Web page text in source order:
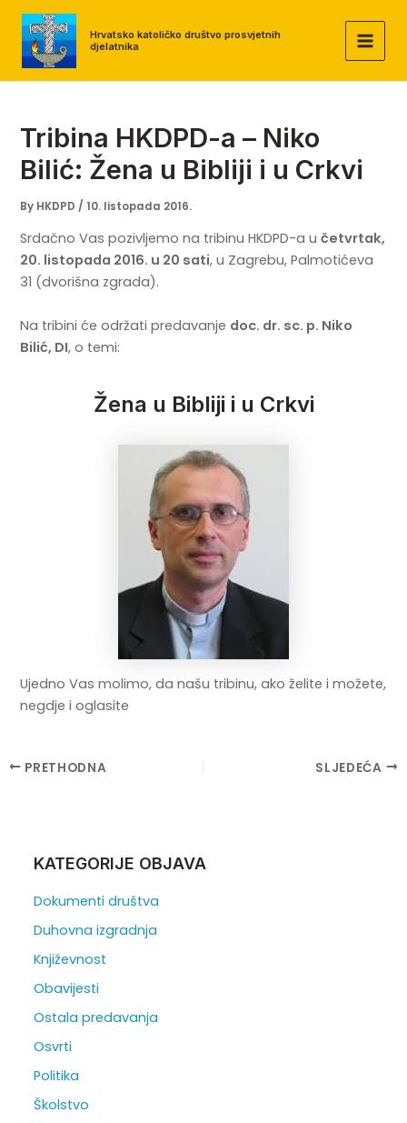
Skip
content
Hrvatsko katoličko društvo prosvjetnih
djelatnika
MAIN
Tribina HKDPD-a – Niko
Bilić: Žena u Bibliji i u Crkvi
By HKDPD /10. listopada 2016.
Srdačno Vas pozivljemo na tribinu HKDPD-a učetvrtak,
20. listopada 2016. u 20 sati, u Zagrebu, Palmotićeva
31 (dvorišna zgrada).
Na tribini će održati predavanje doc. dr. sc. p. Niko
Bilić, DI, o temi:
Žena u Bibliji i u Crkvi
Ujedno Vas molimo, da našu tribinu, ako želite i možete,
negdje i oglasite
PostPRETHODNA SLJEDEĆA
KATEGORIJE OBJAVA
Dokumenti društva
Duhovna izgradnja
Književnost
Obavijesti
Ostala predavanja
Osvrti
Politika
Školstvo